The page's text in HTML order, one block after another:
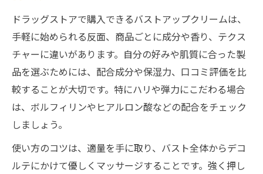
ドラッグストアで購入できるバストアップクリームは、
手軽に始められる反面、商品ごとに成分や香り、テクス
チャーに違いがあります。自分の好みや肌質に合った製
品を選ぶためには、配合成分や保湿力、口コミ評価を比
較することが大切です。特にハリや弾力にこだわる場合
は、ボルフィリンやヒアルロン酸などの配合をチェック
しましょう。
使い方のコツは、適量を手に取り、バスト全体からデコ
ルテにかけて優しくマッサージすることです。強く押し